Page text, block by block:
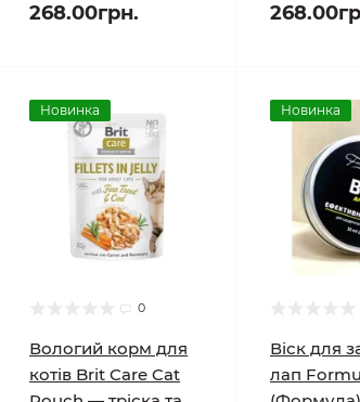
268.00грн.
Новинка
0
Вологий корм для
котів Brit Care Cat
Новинка
Віск для
лап